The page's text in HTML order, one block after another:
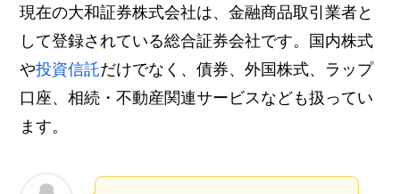
現在の大和証券株式会社は、金融商品取引業者と
して登録されている総合証券会社です。国内株式
や投資信託だけでなく、債券、外国株式、ラップ
口座、相続・不動産関連サービスなども扱ってい
ます。